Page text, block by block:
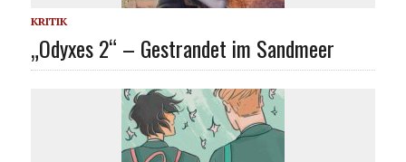
KRITIK
„Odyxes 2“ – Gestrandet im Sandmeer